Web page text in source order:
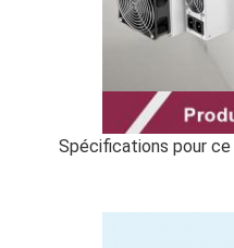
Spécifications pour ce